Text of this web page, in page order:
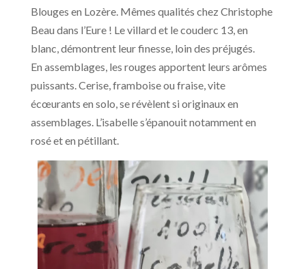
Blouges en Lozère. Mêmes qualités chez Christophe
Beau dans l’Eure ! Le villard et le couderc 13, en
blanc, démontrent leur finesse, loin des préjugés.
En assemblages, les rouges apportent leurs arômes
puissants. Cerise, framboise ou fraise, vite
écœurants en solo, se révèlent si originaux en
assemblages. L’isabelle s’épanouit notamment en
rosé et en pétillant.